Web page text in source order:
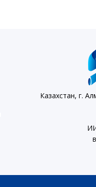
Казахстан, г.